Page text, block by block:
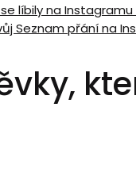
líbily na Instagramu
Seznam přání na